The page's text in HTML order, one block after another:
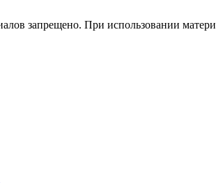
запрещено. При использовании